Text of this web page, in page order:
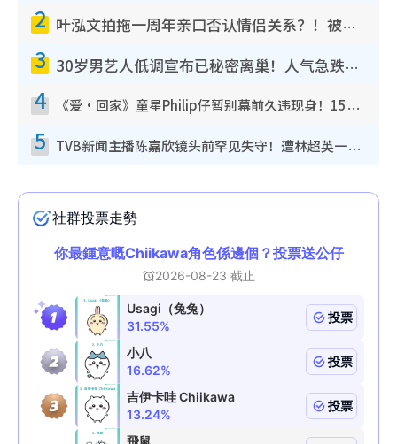
2 叶泓文拍拖一周年亲口否认情侣关系？！被质疑感情造假竟称GM“普通同事”
3 30岁男艺人低调宣布已秘密离巢！人气急跌变失踪人口：“这几年过得并不容易”
4 《爱·回家》童星Philip仔暂别幕前久违现身！15岁近况暴风成长长高变帅气少年
5 TVB新闻主播陈嘉欣镜头前罕见失守！遭林超英一句话突袭吓坏当场大笑